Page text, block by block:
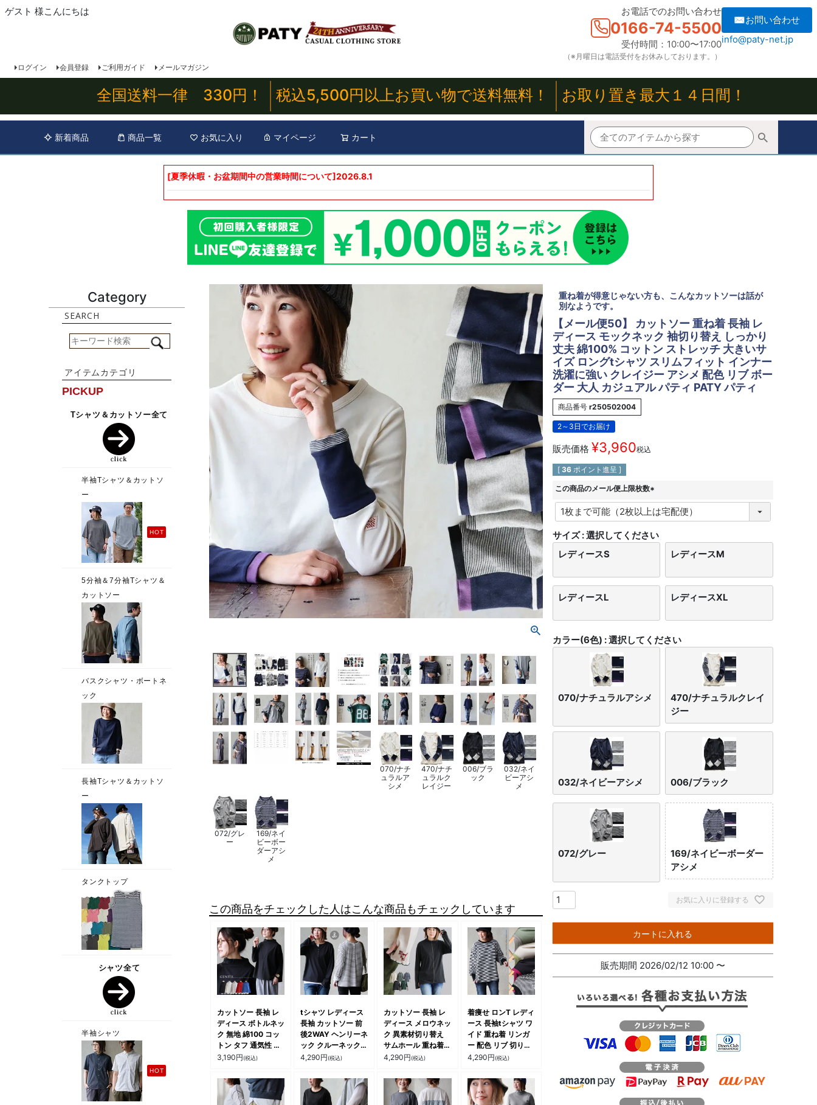
ゲスト 様こんにちは お電話でのお問い合わせ
0166-74-5500
受付時間：10:00〜17:00
（※月曜日は電話受付をお休みしております。）
✉お問い合わせ
info@paty-net.jp
ログイン 会員登録 ご利用ガイド メールマガジン
全国送料一律 330円！ 税込5,500円以上お買い物で送料無料！ お取り置き最大１４日間！
新着商品 商品一覧 お気に入り マイページ カート
[夏季休暇・お盆期間中の営業時間について]2026.8.1
Category
070/ナチ
ュラルア
シメ
470/ナチ
ュラルク
レイジー
006/ブラ
ック
032/ネイ
ビーアシ
メ
072/グレ
ー
169/ネイ
ビーボー
ダーアシ
メ
この商品をチェックした人はこんな商品もチェックしています
カットソー 長袖 レ
ディース ボトルネッ
ク 無地 綿100 コッ
トン タフ 通気性 伸
縮性 スリット 大き
インナー 重ね着 カ
ジュアル オフィスカ
ジュアル 夏 秋 冬 パ
3,190円(税込)
tシャツ レディース
長袖 カットソー 前
後2WAY ヘンリーネ
ック クルーネック
ボーダー 無地 ロンT
ッチ 伸縮 ゆったり
シンプル 着回し 大
人 カジュアル 夏 イ
4,290円(税込)
カットソー 長袖 レ
ディース メロウネッ
ク 異素材切り替え
サムホール 重ね着
綿100 コットン 袖
ポイント カジュアル
パティ
4,290円(税込)
着痩せ ロンT レディ
ース 長袖tシャツ ワ
イド 重ね着 リンガ
ー 配色 リブ 切り替
え 綿100 コットン
薄手 軽い お尻 体系
カバー おしゃれ カ
ジュアル パティ
4,290円(税込)
重ね着が得意じゃない方も、こんなカットソーは話が
別なようです。
【メール便50】 カットソー 重ね着 長袖 レ
ディース モックネック 袖切り替え しっかり
丈夫 綿100% コットン ストレッチ 大きいサ
イズ ロングtシャツ スリムフィット インナー
洗濯に強い クレイジー アシメ 配色 リブ ボー
ダー 大人 カジュアル パティ PATY パティ
商品番号 r250502004
2～3日でお届け
販売価格 ¥3,960税込
[ 36 ポイント進呈 ]
この商品のメール便上限枚数
(
必
須
)
サイズ 選択してください
レディースS
レディースM
レディースL レディースXL
カラー(6色) 選択してください
070/ナチュラルアシメ
470/ナチュラルクレイ
ジー
032/ネイビーアシメ 006/ブラック
072/グレー
169/ネイビーボーダー
アシメ
お気に入りに登録する
カートに入れる
販売期間 2026/02/12 10:00 〜